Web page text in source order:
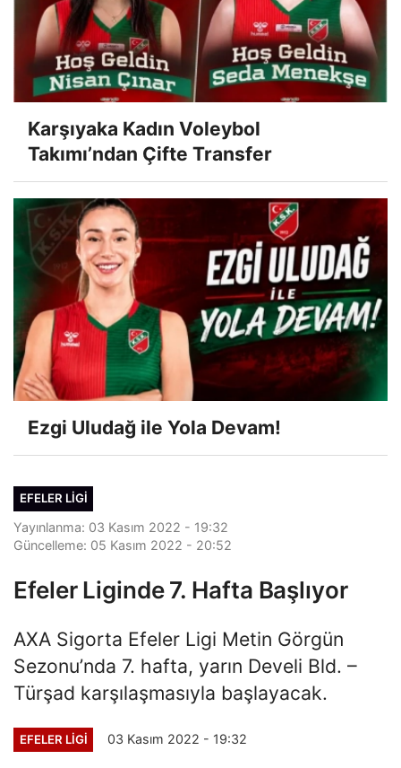
Karşıyaka Kadın Voleybol
Takımı’ndan Çifte Transfer
Ezgi Uludağ ile Yola Devam!
EFELER LIGI
Yayınlanma: 03 Kasım 2022 - 19:32
Güncelleme: 05 Kasım 2022 - 20:52
Efeler Liginde 7. Hafta Başlıyor
AXA Sigorta Efeler Ligi Metin Görgün
Sezonu’nda 7. hafta, yarın Develi Bld. –
Türşad karşılaşmasıyla başlayacak.
EFELER LIGI 03 Kasım 2022 - 19:32